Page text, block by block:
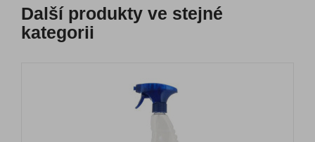
Další produkty ve stejné
kategorii